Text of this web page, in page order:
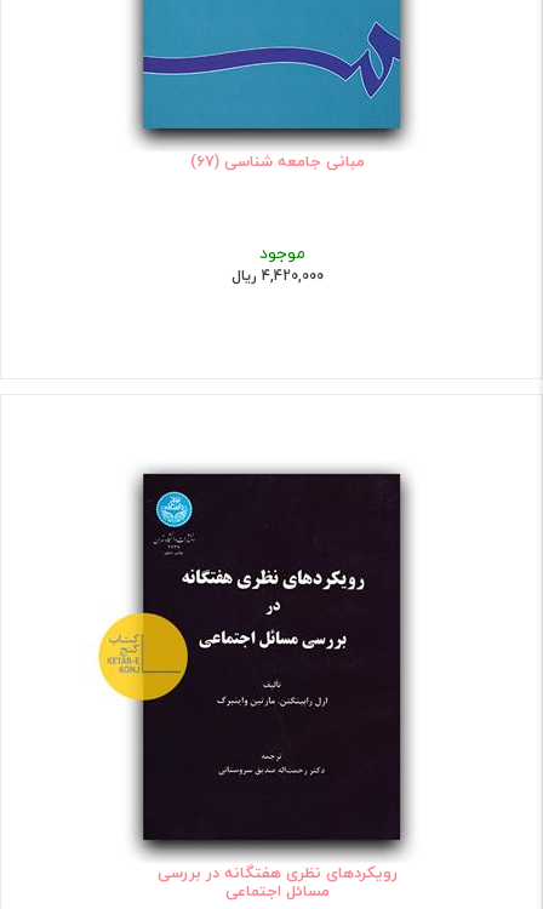
مبانی جامعه شناسی (67)
موجود
4,420,000 ریال
رویکردهای نظری هفتگانه در بررسی
مسائل اجتماعی